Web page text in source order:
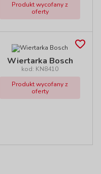
Produkt wycofany z
oferty
Wiertarka Bosch
kod: KN8410
Produkt wycofany z
oferty